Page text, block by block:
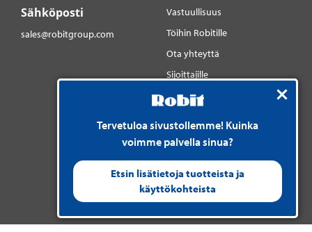
Tervetuloa sivustollemme! Kuinka
voimme palvella sinua?
Etsin lisätietoja tuotteista ja
käyttökohteista
Sähköposti
sales@robitgroup.com
Vastuullisuus
Töihin Robitille
Ota yhteyttä
Sijoittajille
Sosiaalinen media
LinkedIn
Instagram